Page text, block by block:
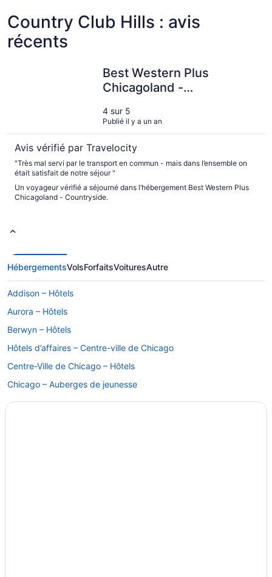
Country Club Hills : avis
récents
Best Western Plus
Chicagoland -
4 sur 5
Publié il y a un an
Avis vérifié par Travelocity
"Très mal servi par le transport en commun - mais dans l’ensemble on
était satisfait de notre séjour "
Un voyageur vérifié a séjourné dans l’hébergement Best Western Plus
Chicagoland - Countryside.
HébergementsVolsForfaitsVoituresAutre
Addison – Hôtels
Aurora – Hôtels
Berwyn – Hôtels
Hôtels d’affaires – Centre-ville de Chicago
Centre-Ville de Chicago – Hôtels
Chicago – Auberges de jeunesse
Hôtels acceptant les animaux – Chicago